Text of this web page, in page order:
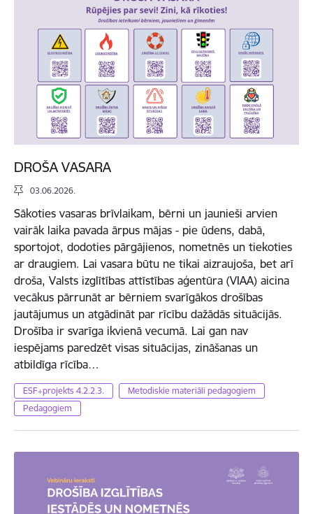
DROŠA VASARA
03.06.2026.
Sākoties vasaras brīvlaikam, bērni un jaunieši arvien
vairāk laika pavada ārpus mājas - pie ūdens, dabā,
sportojot, dodoties pārgājienos, nometnēs un tiekoties
ar draugiem. Lai vasara būtu ne tikai aizraujoša, bet arī
droša, Valsts izglītības attīstības aģentūra (VIAA) aicina
vecākus pārrunāt ar bērniem svarīgākos drošības
jautājumus un atgādināt par rīcību dažādās situācijās.
Drošība ir svarīga ikvienā vecumā. Lai gan nav
iespējams paredzēt visas situācijas, zināšanas un
atbildīga rīcība…
ESF+projekts 4.2.2.3.
Metodiskie materiāli pedagogiem
Pedagogiem